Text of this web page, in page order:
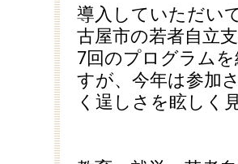
導入していただい
古屋市の若者自立
7回のプログラム
すが、今年は参加
く逞しさを眩しく